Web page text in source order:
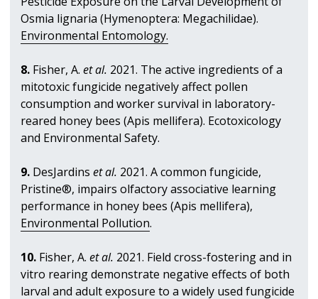
Osmia lignaria (Hymenoptera: Megachilidae).
Environmental Entomology.
8. Fisher, A. et al. 2021. The active ingredients of a
mitotoxic fungicide negatively affect pollen
consumption and worker survival in laboratory-
reared honey bees (Apis mellifera). Ecotoxicology
and Environmental Safety.
9. DesJardins et al. 2021. A common fungicide,
Pristine®, impairs olfactory associative learning
performance in honey bees (Apis mellifera),
Environmental Pollution.
10. Fisher, A. et al. 2021. Field cross-fostering and in
vitro rearing demonstrate negative effects of both
larval and adult exposure to a widely used fungicide